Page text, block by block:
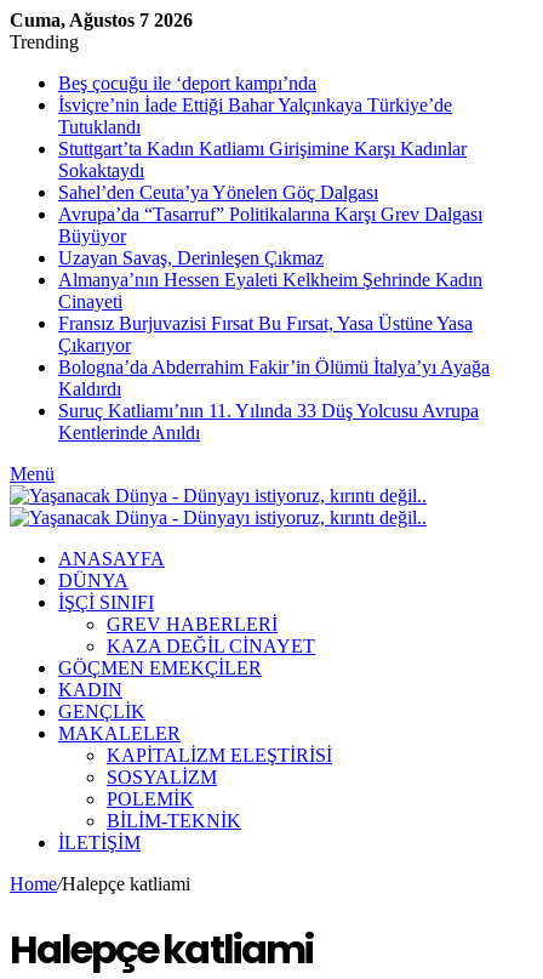
Cuma, Ağustos 7 2026
Trending
Beş çocuğu ile ‘deport kampı’nda
İsviçre’nin İade Ettiği Bahar Yalçınkaya Türkiye’de
Tutuklandı
Stuttgart’ta Kadın Katliamı Girişimine Karşı Kadınlar
Sokaktaydı
Sahel’den Ceuta’ya Yönelen Göç Dalgası
Avrupa’da “Tasarruf” Politikalarına Karşı Grev Dalgası
Büyüyor
Uzayan Savaş, Derinleşen Çıkmaz
Almanya’nın Hessen Eyaleti Kelkheim Şehrinde Kadın
Cinayeti
Fransız Burjuvazisi Fırsat Bu Fırsat, Yasa Üstüne Yasa
Çıkarıyor
Bologna’da Abderrahim Fakir’in Ölümü İtalya’yı Ayağa
Kaldırdı
Suruç Katliamı’nın 11. Yılında 33 Düş Yolcusu Avrupa
Kentlerinde Anıldı
Menü
ANASAYFA
DÜNYA
İŞÇİ SINIFI
GREV HABERLERİ
KAZA DEĞİL CİNAYET
GÖÇMEN EMEKÇİLER
KADIN
GENÇLİK
MAKALELER
KAPİTALİZM ELEŞTİRİSİ
SOSYALİZM
POLEMİK
BİLİM-TEKNİK
ILETIŞIM
Home/Halepçe katliami
Halepçe katliami